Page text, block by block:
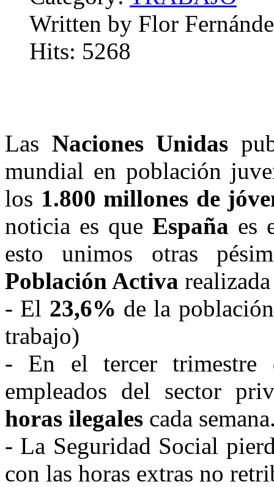
Written by Flor
Hits: 5268
Las Naciones Unidas
mundial en población
los 1.800 millones de
noticia es que España es
esto unimos otras
Población Activa
- El 23,6% de la
trabajo)
- En el tercer
empleados del sector
horas ilegales cada
- La Seguridad Social
con las horas extras no